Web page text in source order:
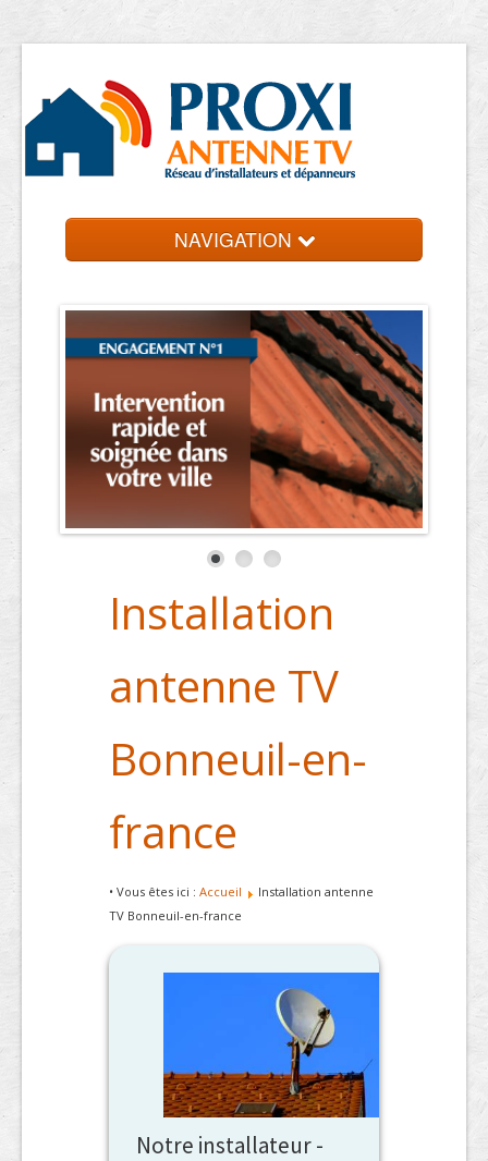
NAVIGATION
Entreprise près de chez vous
Installation
antenne TV
Bonneuil-en-
france
• Vous êtes ici : Accueil
Installation antenne
TV Bonneuil-en-france
Notre installateur -